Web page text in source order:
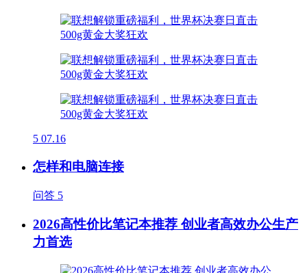
5 07.16
怎样和电脑连接
问答 5
2026高性价比笔记本推荐 创业者高效办公生产
力首选